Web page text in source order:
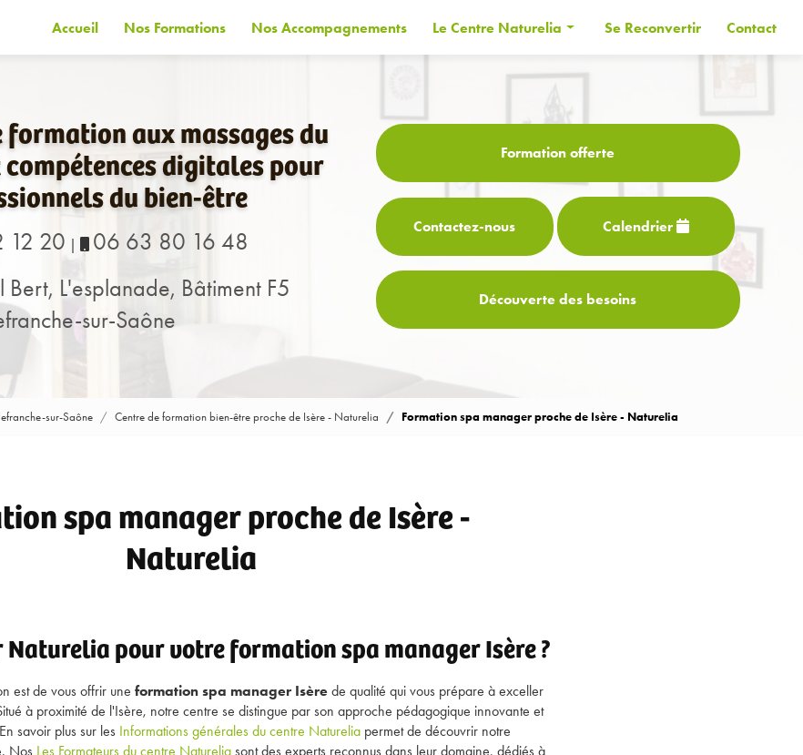
Accueil
Nos Formations Nos Accompagnements Le Centre Naturelia
Informations générales
Se Reconvertir Contact
formation aux massages du
compétences digitales pour
du bien-être
12 20 |
06 63 80 16 48
Bert, L'esplanade, Bâtiment F5
sur-Saône
Formation offerte
Contactez-nous Calendrier
Découverte des besoins
sur-Saône Centre de formation bien-être proche de Isère - Naturelia Formation spa manager proche de Isère - Naturelia
spa manager proche de Isère -
Naturelia
pour votre formation spa manager Isère ?
est de vous offrir une formation spa manager Isère de qualité qui vous prépare à exceller
à proximité de l'Isère, notre centre se distingue par son approche pédagogique innovante et
savoir plus sur les Informations générales du centre Naturelia permet de découvrir notre
Nos Les Formateurs du centre Naturelia sont des experts reconnus dans leur domaine, dédiés à